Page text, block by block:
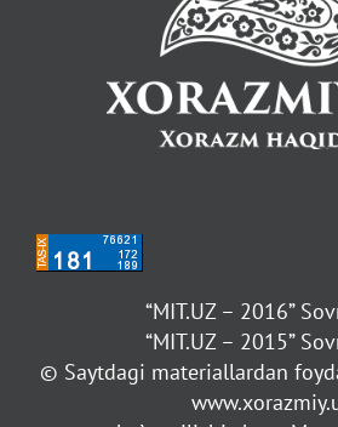
“MIT.UZ – 2016”
“MIT.UZ – 2015”
© Saytdagi materiallardan